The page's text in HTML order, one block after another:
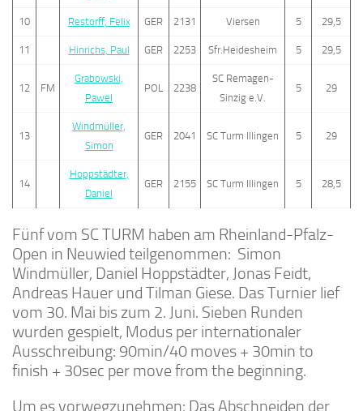
10 Restorff, Felix GER 2131 Viersen 5 29,5
11 Hinrichs, Paul GER 2253 Sfr.Heidesheim 5 29,5
12 FM
Grabowski,
Pawel
POL 2238
SC Remagen-
Sinzig e.V.
5 29
13
Windmüller,
Simon
GER 2041 SC Turm Illingen 5 29
14
Hoppstädter,
Daniel
GER 2155 SC Turm Illingen 5 28,5
Fünf vom SC TURM haben am Rheinland-Pfalz-
Open in Neuwied teilgenommen: Simon
Windmüller, Daniel Hoppstädter, Jonas Feidt,
Andreas Hauer und Tilman Giese. Das Turnier lief
vom 30. Mai bis zum 2. Juni. Sieben Runden
wurden gespielt, Modus per internationaler
Ausschreibung: 90min/40 moves + 30min to
finish + 30sec per move from the beginning.
Um es vorwegzunehmen: Das Abschneiden der